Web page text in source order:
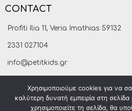
CONTACT
Profiti Ilia 11, Veria Imathias 59132
2331 027104
info@petitkids.gr
Χρησιμοποιούμε cookies για να
καλύτερη δυνατή εμπειρία στη
χρησιμοποιείτε τη σελίδα, θα